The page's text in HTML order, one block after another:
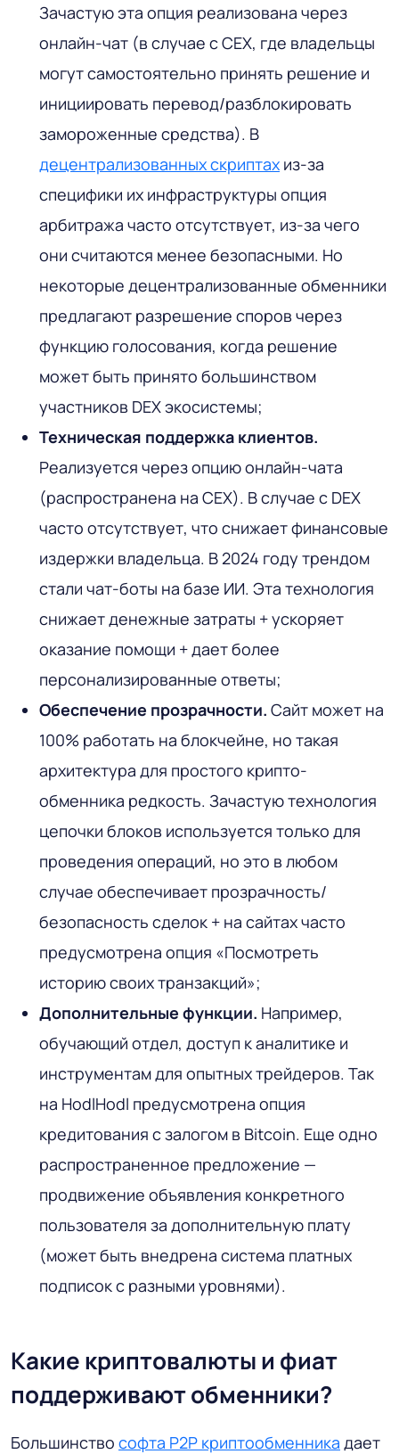
Зачастую эта опция реализована через
онлайн-чат (в случае с CEX, где владельцы
могут самостоятельно принять решение и
инициировать перевод/разблокировать
замороженные средства). В
децентрализованных скриптах из-за
специфики их инфраструктуры опция
арбитража часто отсутствует, из-за чего
они считаются менее безопасными. Но
некоторые децентрализованные обменники
предлагают разрешение споров через
функцию голосования, когда решение
может быть принято большинством
участников DEX экосистемы;
Техническая поддержка клиентов.
Реализуется через опцию онлайн-чата
(распространена на CEX). В случае с DEX
часто отсутствует, что снижает финансовые
издержки владельца. В 2024 году трендом
стали чат-боты на базе ИИ. Эта технология
снижает денежные затраты + ускоряет
оказание помощи + дает более
персонализированные ответы;
Обеспечение прозрачности. Сайт может на
100% работать на блокчейне, но такая
архитектура для простого крипто-
обменника редкость. Зачастую технология
цепочки блоков используется только для
проведения операций, но это в любом
случае обеспечивает прозрачность/
безопасность сделок + на сайтах часто
предусмотрена опция «Посмотреть
историю своих транзакций»;
Дополнительные функции. Например,
обучающий отдел, доступ к аналитике и
инструментам для опытных трейдеров. Так
на HodlHodl предусмотрена опция
кредитования с залогом в Bitcoin. Еще одно
распространенное предложение —
продвижение объявления конкретного
пользователя за дополнительную плату
(может быть внедрена система платных
подписок с разными уровнями).
Какие криптовалюты и фиат
поддерживают обменники?
Большинство софта P2P криптообменника дает